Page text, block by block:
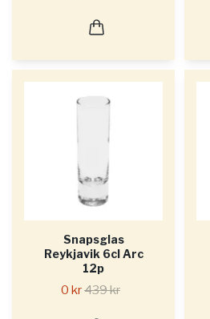
Snapsglas
Reykjavik 6cl Arc
12p
0 kr439 kr